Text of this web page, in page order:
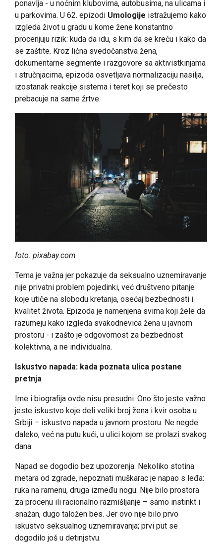
ponavlja - u noćnim klubovima, autobusima, na ulicama i
u parkovima. U 62. epizodi Umologije istražujemo kako
izgleda život u gradu u kome žene konstantno
procenjuju rizik: kuda da idu, s kim da se kreću i kako da
se zaštite. Kroz lična svedočanstva žena,
dokumentarne segmente i razgovore sa aktivistkinjama
i stručnjacima, epizoda osvetljava normalizaciju nasilja,
izostanak reakcije sistema i teret koji se prečesto
prebacuje na same žrtve.
foto: pixabay.com
Tema je važna jer pokazuje da seksualno uznemiravanje
nije privatni problem pojedinki, već društveno pitanje
koje utiče na slobodu kretanja, osećaj bezbednosti i
kvalitet života. Epizoda je namenjena svima koji žele da
razumeju kako izgleda svakodnevica žena u javnom
prostoru - i zašto je odgovornost za bezbednost
kolektivna, a ne individualna.
Iskustvo napada: kada poznata ulica postane
pretnja
Ime i biografija ovde nisu presudni. Ono što jeste važno
jeste iskustvo koje deli veliki broj žena i kvir osoba u
Srbiji – iskustvo napada u javnom prostoru. Ne negde
daleko, već na putu kući, u ulici kojom se prolazi svakog
dana.
Napad se dogodio bez upozorenja. Nekoliko stotina
metara od zgrade, nepoznati muškarac je napao s leđa:
ruka na ramenu, druga između nogu. Nije bilo prostora
za procenu ili racionalno razmišljanje – samo instinkt i
snažan, dugo taložen bes. Jer ovo nije bilo prvo
iskustvo seksualnog uznemiravanja; prvi put se
dogodilo još u detinjstvu.